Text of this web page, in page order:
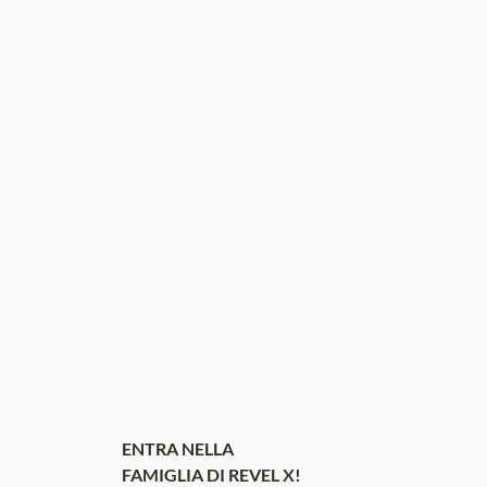
ENTRA NELLA
FAMIGLIA DI REVEL X!